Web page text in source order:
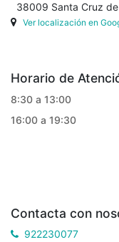
38009 Santa Cruz
Ver localización en
Horario de
8:30 a 13:00
16:00 a 19:30
Contacta con
922230077